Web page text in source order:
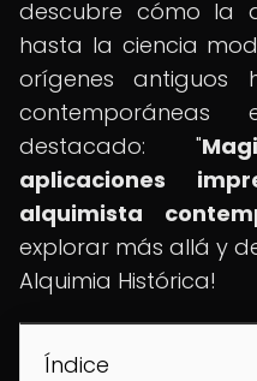
descubre cómo la
hasta la ciencia
orígenes antiguos
destacado: "
aplicaciones
alquimista
explorar más allá y
Alquimia Histórica!
Índice